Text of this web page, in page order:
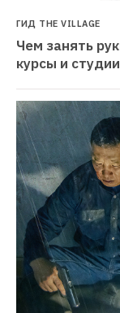
ГИД THE VILLAGE
Чем занять
курсы и студии